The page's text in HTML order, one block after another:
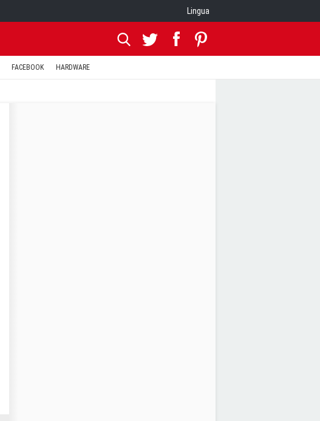
Lingua
FACEBOOK HARDWARE